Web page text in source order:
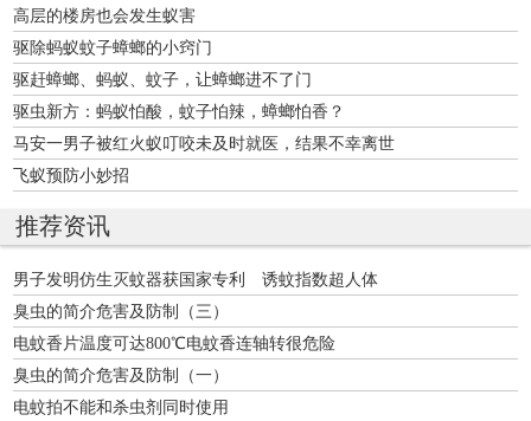
高层的楼房也会发生蚁害
驱除蚂蚁蚊子蟑螂的小窍门
驱赶蟑螂、蚂蚁、蚊子，让蟑螂进不了门
驱虫新方：蚂蚁怕酸，蚊子怕辣，蟑螂怕香？
马安一男子被红火蚁叮咬未及时就医，结果不幸离世
飞蚁预防小妙招
推荐资讯
男子发明仿生灭蚊器获国家专利 诱蚊指数超人体
臭虫的简介危害及防制（三）
电蚊香片温度可达800℃电蚊香连轴转很危险
臭虫的简介危害及防制（一）
电蚊拍不能和杀虫剂同时使用